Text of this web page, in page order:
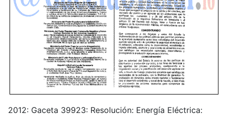
2012: Gaceta 39923: Resolución: Energía Eléctrica: